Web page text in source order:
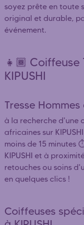
soyez prête en toute
original et durable,
événement.
👧🏾
KIPUSHI
Tresse Hommes
à la recherche d'une
africaines sur
moins de 15 minutes
KIPUSHI et à
retouches ou soins
en quelques clics !
Coiffeuses